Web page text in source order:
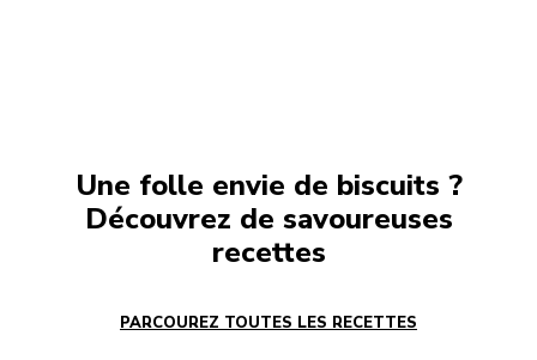
Une folle envie de biscuits ?
Découvrez de savoureuses
recettes
PARCOUREZ TOUTES LES RECETTES